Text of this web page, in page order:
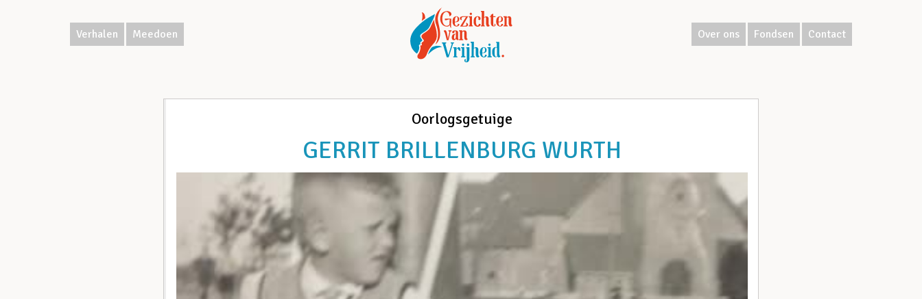
Verhalen Meedoen Over ons Fondsen Contact
Oorlogsgetuige
GERRIT BRILLENBURG WURTH